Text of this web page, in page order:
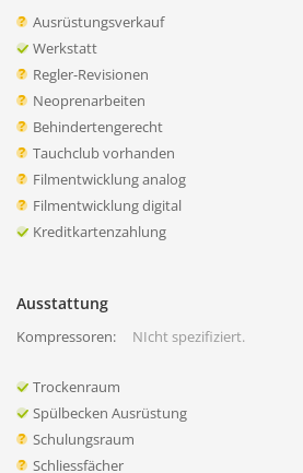
Ausrüstungsverkauf
Werkstatt
Regler-Revisionen
Neoprenarbeiten
Behindertengerecht
Tauchclub vorhanden
Filmentwicklung analog
Filmentwicklung digital
Kreditkartenzahlung
Ausstattung
Kompressoren: NIcht spezifiziert.
Trockenraum
Spülbecken Ausrüstung
Schulungsraum
Schliessfächer